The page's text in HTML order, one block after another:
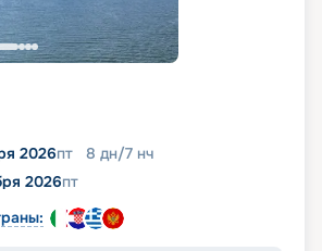
2026пт 8 дн/7 нч
2026пт